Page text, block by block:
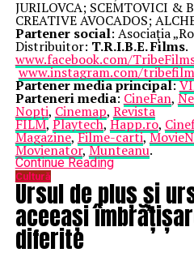
JURILOVCA; SCEMTOVICI &
CREATIVE AVOCADOS;
Partener social: Asociația
Distribuitor: T.R.I.B.E. Films.
www.facebook.com/
www.instagram.com/
Partener media principal:
Parteneri media: CineFan,
Nopți, Cinemap, Revista
FILM,Playtech,Happ.ro,
Magazine,Filme-carti,
Movienator,Munteanu.
Continue Reading
Cultură
Ursul de pluș și
aceeași
diferite